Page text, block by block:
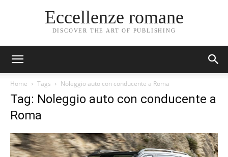
Eccellenze romane
DISCOVER THE ART OF PUBLISHING
Home Tags Noleggio auto con conducente a Roma
Tag: Noleggio auto con conducente a
Roma